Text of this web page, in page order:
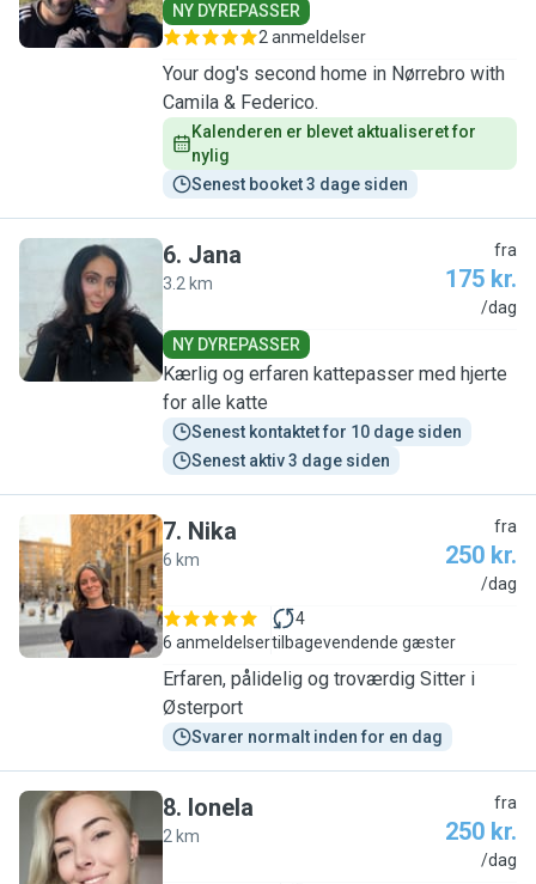
NY DYREPASSER
2 anmeldelser
Your dog's second home in Nørrebro with
Camila & Federico.
Kalenderen er blevet aktualiseret for
nylig
Senest booket 3 dage siden
J
6. Jana
3.2 km
fra
175 kr.
/dag
NY DYREPASSER
Kærlig og erfaren kattepasser med hjerte
for alle katte
Senest kontaktet for 10 dage siden
Senest aktiv 3 dage siden
N
7. Nika
6 km
fra
250 kr.
/dag
6 anmeldelser
4
tilbagevendende gæster
Erfaren, pålidelig og troværdig Sitter i
Østerport
Svarer normalt inden for en dag
I
8. Ionela
2 km
fra
250 kr.
/dag